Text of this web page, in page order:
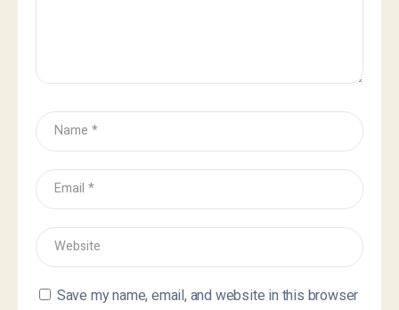
Save my name, email, and website in this browser